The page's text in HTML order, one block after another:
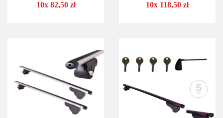
10x 82,50 zł 10x 118,50 zł